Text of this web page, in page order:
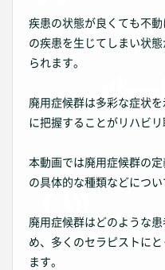
疾患の状態が良くても不
の疾患を生じてしまい状
られます。
廃用症候群は多彩な症状
に把握することがリハビリ
本動画では廃用症候群の
の具体的な種類などについ
廃用症候群はどのような
め、多くのセラピストに
ます。